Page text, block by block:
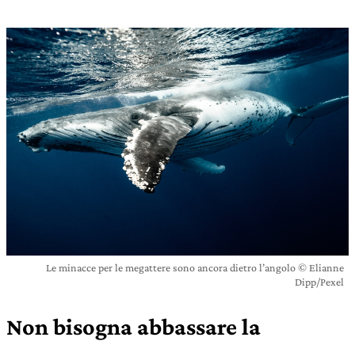
Le minacce per le megattere sono ancora dietro l’angolo © Elianne
Dipp/Pexel
Non bisogna abbassare la